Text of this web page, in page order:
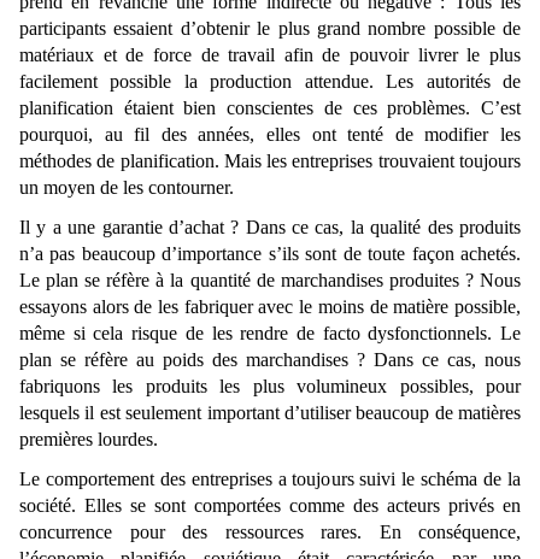
participants essaient d’obtenir le plus grand nombre possible de
matériaux et de force de travail afin de pouvoir livrer le plus
facilement possible la production attendue. Les autorités de
planification étaient bien conscientes de ces problèmes. C’est
pourquoi, au fil des années, elles ont tenté de modifier les
méthodes de planification. Mais les entreprises trouvaient toujours
un moyen de les contourner.
Il y a une garantie d’achat ? Dans ce cas, la qualité des produits
n’a pas beaucoup d’importance s’ils sont de toute façon achetés.
Le plan se réfère à la quantité de marchandises produites ? Nous
essayons alors de les fabriquer avec le moins de matière possible,
même si cela risque de les rendre de facto dysfonctionnels. Le
plan se réfère au poids des marchandises ? Dans ce cas, nous
fabriquons les produits les plus volumineux possibles, pour
lesquels il est seulement important d’utiliser beaucoup de matières
premières lourdes.
Le comportement des entreprises a toujours suivi le schéma de la
société. Elles se sont comportées comme des acteurs privés en
concurrence pour des ressources rares. En conséquence,